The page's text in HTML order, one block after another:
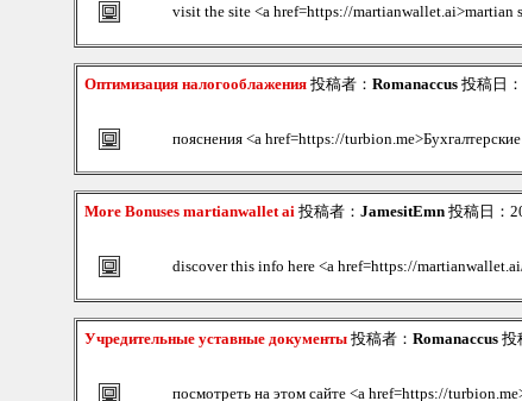
visit the site <a href=https://martianwallet.ai>martian
Оптимизация налогооблажения投稿者： Romanaccus投稿日
пояснения <a href=https://
More Bonuses martianwallet ai投稿者： JamesitEmn投稿日：
discover this info here <a href=https://
Учредительные уставные документы投稿者： Romanaccus投
посмотреть на этом сайте <a href=https://